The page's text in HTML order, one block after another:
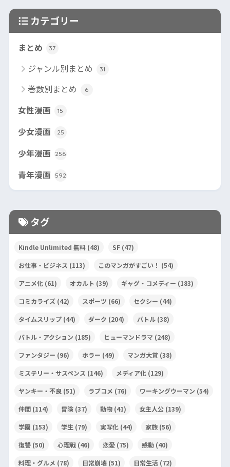
カテゴリー
まとめ 37
ジャンル別まとめ 31
巻数別まとめ 6
女性漫画 15
少女漫画 25
少年漫画 256
青年漫画 592
タグ
Kindle Unlimited 無料(48) SF(47)
お仕事・ビジネス (113) このマンガがすごい！ (54)
アニメ化(61) オカルト (39) ギャグ・コメディー (183)
コミカライズ(42) スポーツ (66) セクシー (44)
タイムスリップ(44) ダーク (204) バトル(38)
バトル・アクション (185) ヒューマンドラマ(248)
ファンタジー (96) ホラー (49) マンガ大賞(38)
ミステリー・サスペンス (146) メディア化(129)
ヤンキー・不良(51) ラブコメ (76) ワーキングウーマン (54)
仲間(114) 冒険(37) 動物(41) 女主人公(139)
学園 (153) 学生 (79) 実写化(44) 家族(56)
復讐(50) 心理戦(46) 恋愛(75) 感動(40)
料理・グルメ (78) 日常崩壊(51) 日常生活(72)